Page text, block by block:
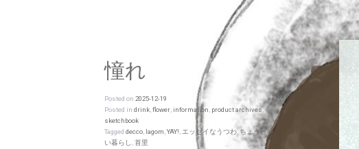
憧れ
Posted on 2025-12-19
Posted in drink,flower, information, product archives,
sketchbook
Tagged decco, lagom,YAY!,エッセイなうつわ,ちょうどい
い暮らし,首里